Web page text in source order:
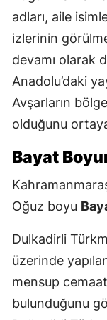
adları, aile
izlerinin
devamı olarak
Anadolu’daki
Avşarların
olduğunu
Bayat
Oğuz boyu
Dulkadirli
üzerinde
mensup
bulunduğunu